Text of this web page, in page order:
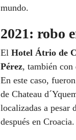
mundo.
2021: robo
El Hotel Átrio de
Pérez, también
En este caso,
de Chateau
localizadas a pesar
después en Croacia.